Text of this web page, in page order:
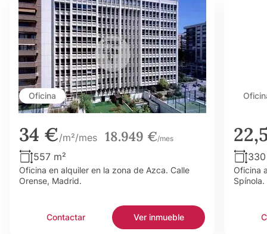
Oficina
34 €/m²/mes 18.949 €/mes
557 m²
Oficina en alquiler en la zona de Azca. Calle
Orense, Madrid.
Contactar Ver inmueble
Oficina
Spínola.